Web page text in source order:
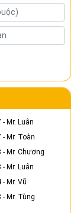
- Mr. Luân
- Mr. Toàn
- Mr. Chương
- Mr. Luân
- Mr. Vũ
- Mr. Tùng